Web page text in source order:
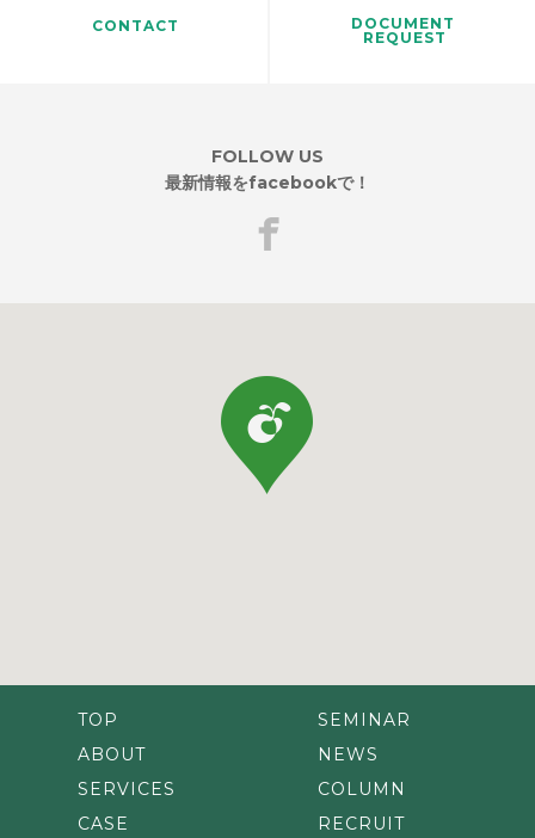
CONTACT
DOCUMENT
REQUEST
FOLLOW US
最新情報をfacebookで！
TOP
ABOUT
SERVICES
CASE
SEMINAR
NEWS
COLUMN
RECRUIT